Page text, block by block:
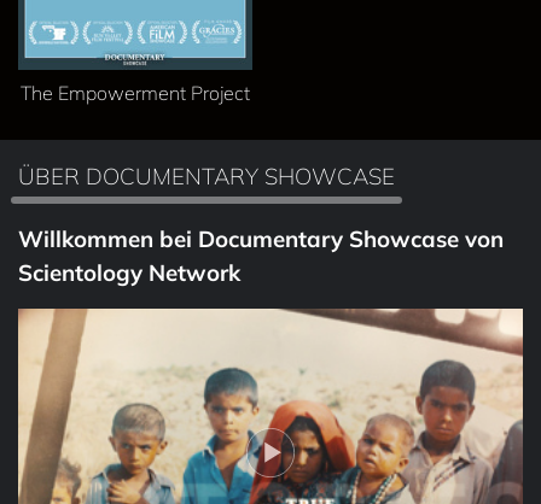
The Empowerment Project
ÜBER DOCUMENTARY SHOWCASE
Willkommen bei Documentary Showcase von
Scientology Network